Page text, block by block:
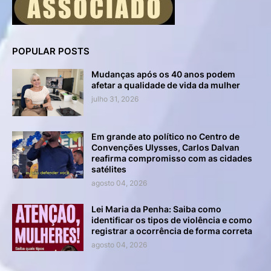
POPULAR POSTS
Mudanças após os 40 anos podem
afetar a qualidade de vida da mulher
julho 31, 2026
Em grande ato político no Centro de
Convenções Ulysses, Carlos Dalvan
reafirma compromisso com as cidades
satélites
agosto 04, 2026
Lei Maria da Penha: Saiba como
identificar os tipos de violência e como
registrar a ocorrência de forma correta
agosto 04, 2026